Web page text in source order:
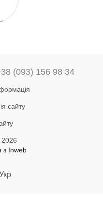
(093) 156 98 34
сайту
з Inweb